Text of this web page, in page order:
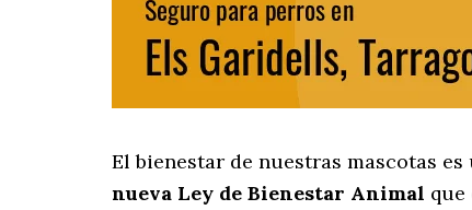
El bienestar de nuestras mascotas
nueva Ley de Bienestar Animal